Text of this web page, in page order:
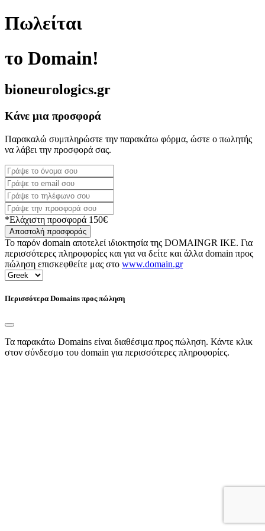
Πωλείται
το Domain!
bioneurologics.gr
Κάνε μια προσφορά
Παρακαλώ συμπληρώστε την παρακάτω φόρμα, ώστε ο πωλητής
να λάβει την προσφορά σας.
*Ελάχιστη προσφορά 150€
Αποστολή προσφοράς
Το παρόν domain αποτελεί ιδιοκτησία της DOMAINGR ΙΚΕ. Για
περισσότερες πληροφορίες και για να δείτε και άλλα domain προς
πώληση επισκεφθείτε μας στο www.domain.gr
Περισσότερα Domains προς πώληση
Τα παρακάτω Domains είναι διαθέσιμα προς πώληση. Κάντε κλικ
στον σύνδεσμο του domain για περισσότερες πληροφορίες.